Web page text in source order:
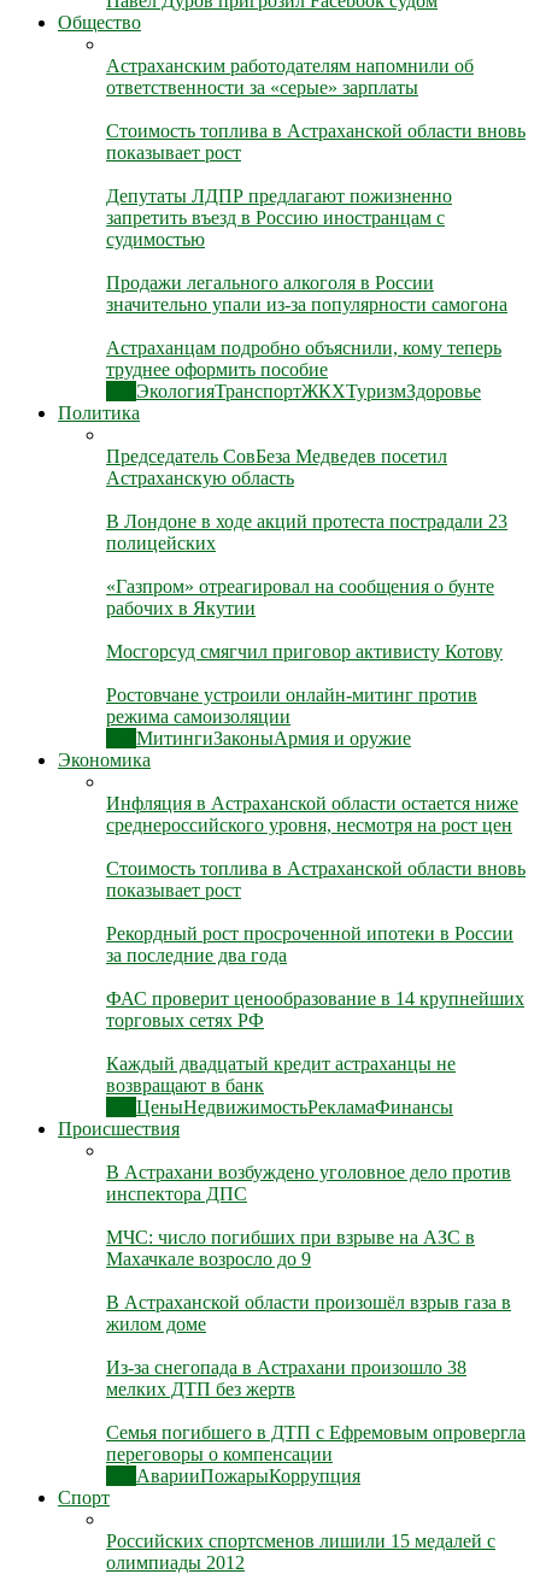
Общество
Астраханским работодателям напомнили об
ответственности за «серые» зарплаты
Стоимость топлива в Астраханской области вновь
показывает рост
Депутаты ЛДПР предлагают пожизненно
запретить въезд в Россию иностранцам с
судимостью
Продажи легального алкоголя в России
значительно упали из-за популярности самогона
Астраханцам подробно объяснили, кому теперь
труднее оформить пособие
ЭкологияТранспортЖКХТуризмЗдоровье
Политика
Председатель СовБеза Медведев посетил
Астраханскую область
В Лондоне в ходе акций протеста пострадали 23
полицейских
«Газпром» отреагировал на сообщения о бунте
рабочих в Якутии
Мосгорсуд смягчил приговор активисту Котову
Ростовчане устроили онлайн-митинг против
режима самоизоляции
МитингиЗаконыАрмия и оружие
Экономика
Инфляция в Астраханской области остается ниже
среднероссийского уровня, несмотря на рост цен
Стоимость топлива в Астраханской области вновь
показывает рост
Рекордный рост просроченной ипотеки в России
за последние два года
ФАС проверит ценообразование в 14 крупнейших
торговых сетях РФ
Каждый двадцатый кредит астраханцы не
возвращают в банк
ЦеныНедвижимостьРекламаФинансы
Происшествия
В Астрахани возбуждено уголовное дело против
инспектора ДПС
МЧС: число погибших при взрыве на АЗС в
Махачкале возросло до 9
В Астраханской области произошёл взрыв газа в
жилом доме
Из-за снегопада в Астрахани произошло 38
мелких ДТП без жертв
Семья погибшего в ДТП с Ефремовым опровергла
переговоры о компенсации
АварииПожарыКоррупция
Спорт
Российских спортсменов лишили 15 медалей с
олимпиады 2012